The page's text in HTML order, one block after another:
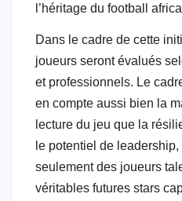
l’héritage du football
Dans le cadre de cette
joueurs seront évalués
et professionnels. Le
en compte aussi bien la
lecture du jeu que la
le potentiel de leadership,
seulement des joueurs
véritables futures stars